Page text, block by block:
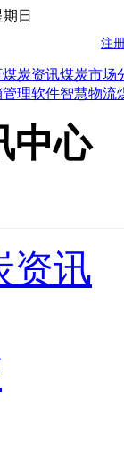
日
煤炭资讯煤炭市场
理软件智慧物流
中心
资讯